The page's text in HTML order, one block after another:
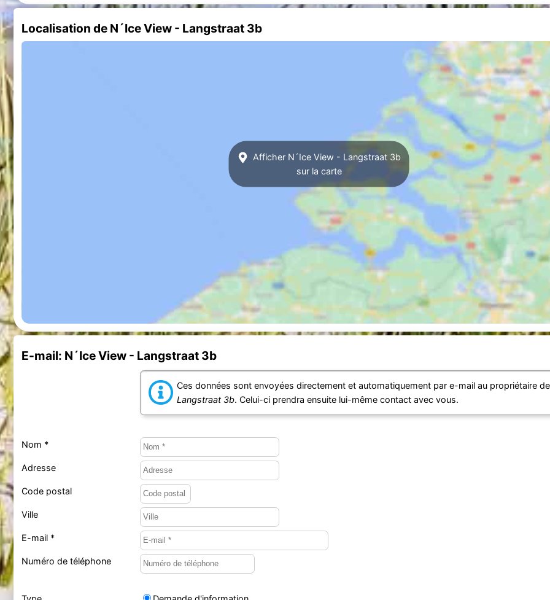
Localisation de N´Ice View - Langstraat 3b
Afficher N´Ice View - Langstraat 3b
sur la carte
E-mail: N´Ice View - Langstraat 3b
Ces données sont envoyées directement et automatiquement par e-mail au propriétaire de
Langstraat 3b. Celui-ci prendra ensuite lui-même contact avec vous.
Nom *
Adresse
Code postal
Ville
E-mail *
Numéro de téléphone